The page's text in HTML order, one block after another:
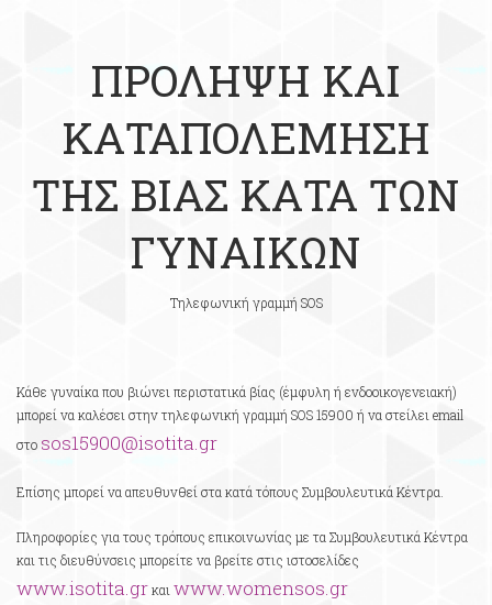
ΠΡΟΛΗΨΗ ΚΑΙ
ΚΑΤΑΠΟΛΕΜΗΣΗ
ΤΗΣ ΒΙΑΣ ΚΑΤΑ ΤΩΝ
ΓΥΝΑΙΚΩΝ
Τηλεφωνική γραμμή SOS
Κάθε γυναίκα που βιώνει περιστατικά βίας (έμφυλη ή ενδοοικογενειακή)
μπορεί να καλέσει στην τηλεφωνική γραμμή SOS 15900 ή να στείλει email
στο sos15900@isotita.gr
Επίσης μπορεί να απευθυνθεί στα κατά τόπους Συμβουλευτικά Κέντρα.
Πληροφορίες για τους τρόπους επικοινωνίας με τα Συμβουλευτικά Κέντρα
και τις διευθύνσεις μπορείτε να βρείτε στις ιστοσελίδες
www.isotita.gr και www.womensos.gr